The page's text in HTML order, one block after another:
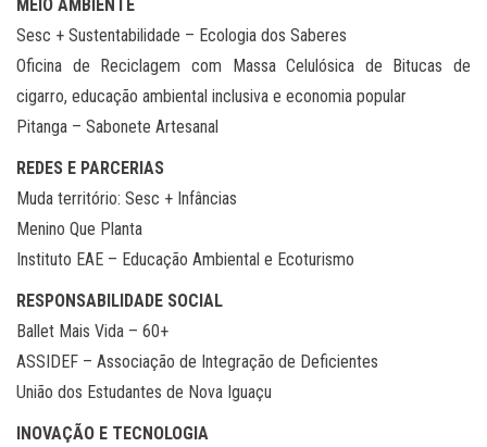
MEIO AMBIENTE
Sesc + Sustentabilidade – Ecologia dos Saberes
Oficina de Reciclagem com Massa Celulósica de Bitucas de
cigarro, educação ambiental inclusiva e economia popular
Pitanga – Sabonete Artesanal
REDES E PARCERIAS
Muda território: Sesc + Infâncias
Menino Que Planta
Instituto EAE – Educação Ambiental e Ecoturismo
RESPONSABILIDADE SOCIAL
Ballet Mais Vida – 60+
ASSIDEF – Associação de Integração de Deficientes
União dos Estudantes de Nova Iguaçu
INOVAÇÃO E TECNOLOGIA